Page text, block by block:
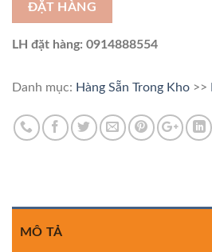
ĐẶT HÀNG
LH đặt hàng: 0914888554
Danh mục: Hàng Sẵn Trong Kho >>
MÔ TẢ